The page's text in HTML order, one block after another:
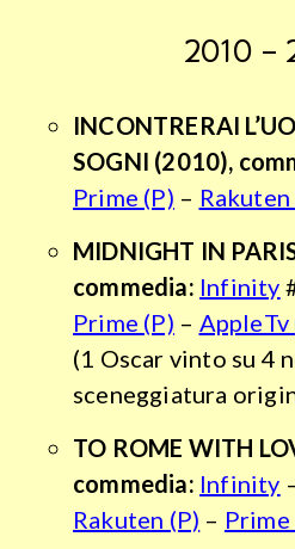
2010 –
INCONTRERAI
SOGNI (2010),
Prime (P) – Rakuten
MIDNIGHT IN
commedia: Infinity
Prime (P) – AppleTv
(1 Oscar vinto su 4
sceneggiatura
TO ROME WITH
commedia: Infinity
Rakuten (P) – Prime